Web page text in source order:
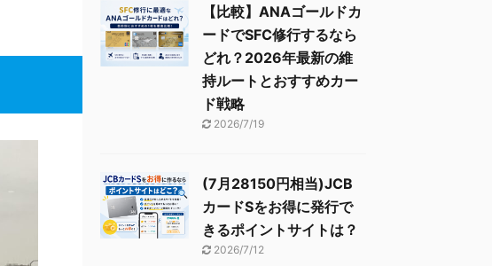
【比較】ANAゴールドカ
ードでSFC修行するなら
どれ？2026年最新の維
持ルートとおすすめカー
ド戦略
2026/7/19
(7月28150円相当)JCB
カードSをお得に発行で
きるポイントサイトは？
2026/7/12